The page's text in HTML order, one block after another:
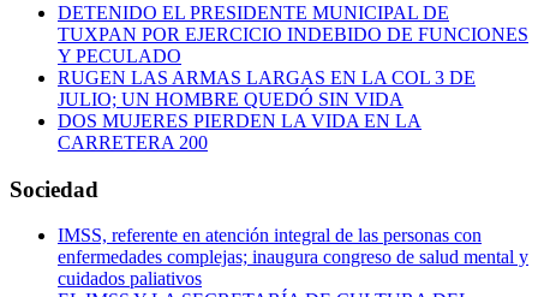
DETENIDO EL PRESIDENTE MUNICIPAL DE
TUXPAN POR EJERCICIO INDEBIDO DE FUNCIONES
Y PECULADO
RUGEN LAS ARMAS LARGAS EN LA COL 3 DE
JULIO; UN HOMBRE QUEDÓ SIN VIDA
DOS MUJERES PIERDEN LA VIDA EN LA
CARRETERA 200
Sociedad
IMSS, referente en atención integral de las personas con
enfermedades complejas; inaugura congreso de salud mental y
cuidados paliativos